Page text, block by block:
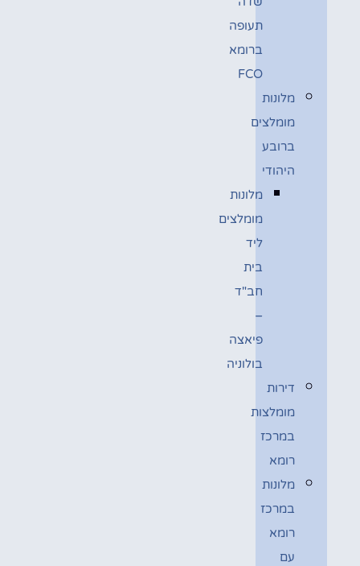
תעופה
ברומא
FCO
מלונות
מומלצים
ברובע
היהודי
מלונות
מומלצים
ליד
בית
חב"ד
–
פיאצה
בולוניה
דירות
מומלצות
במרכז
רומא
מלונות
במרכז
רומא
עם